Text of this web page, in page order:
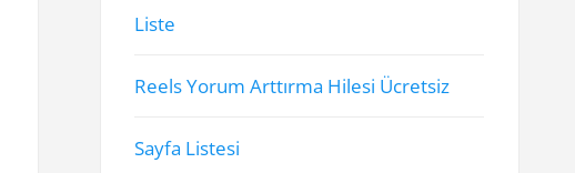
Liste
Reels Yorum Arttırma Hilesi Ücretsiz
Sayfa Listesi